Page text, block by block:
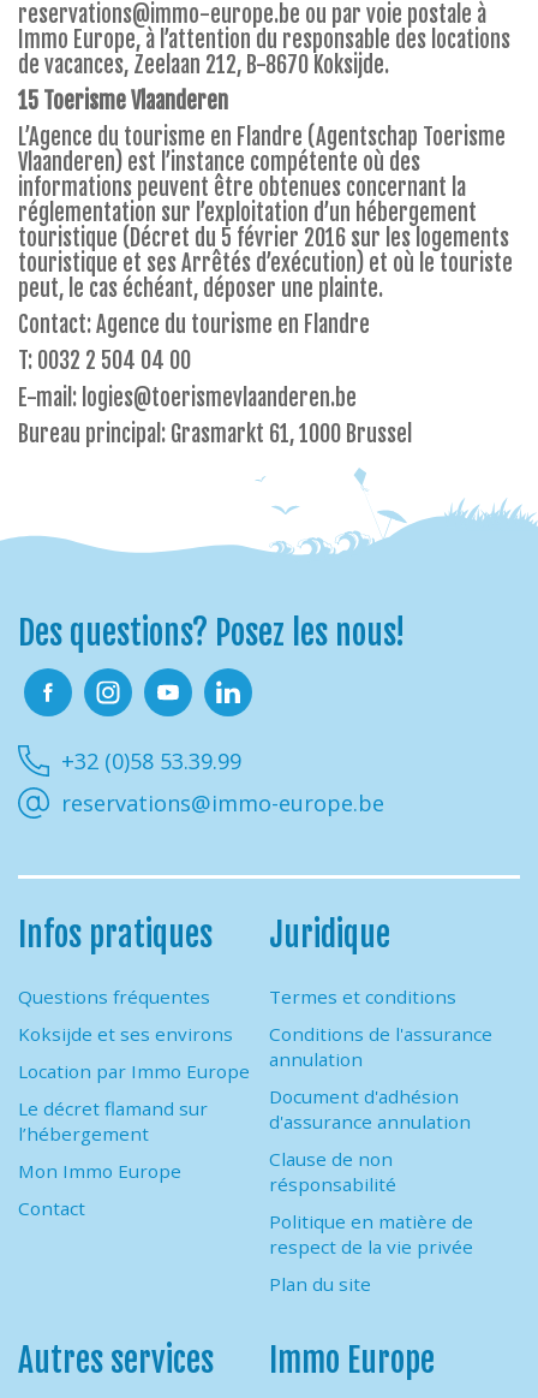
reservations@immo-europe.be ou par voie postale à
Immo Europe, à l’attention du responsable des locations
de vacances, Zeelaan 212, B-8670 Koksijde.
15 Toerisme Vlaanderen
L’Agence du tourisme en Flandre (Agentschap Toerisme
Vlaanderen) est l’instance compétente où des
informations peuvent être obtenues concernant la
réglementation sur l’exploitation d’un hébergement
touristique (Décret du 5 février 2016 sur les logements
touristique et ses Arrêtés d’exécution) et où le touriste
peut, le cas échéant, déposer une plainte.
Contact: Agence du tourisme en Flandre
T: 0032 2 504 04 00
E-mail: logies@toerismevlaanderen.be
Bureau principal: Grasmarkt 61, 1000 Brussel
Des questions? Posez les nous!
+32 (0)58 53.39.99
reservations@immo-europe.be
Infos pratiques
Questions fréquentes
Koksijde et ses environs
Location par Immo Europe
Le décret flamand sur
l’hébergement
Mon Immo Europe
Contact
Juridique
Termes et conditions
Conditions de l'assurance
annulation
Document d'adhésion
d'assurance annulation
Clause de non
résponsabilité
Politique en matière de
respect de la vie privée
Plan du site
Autres services Immo Europe